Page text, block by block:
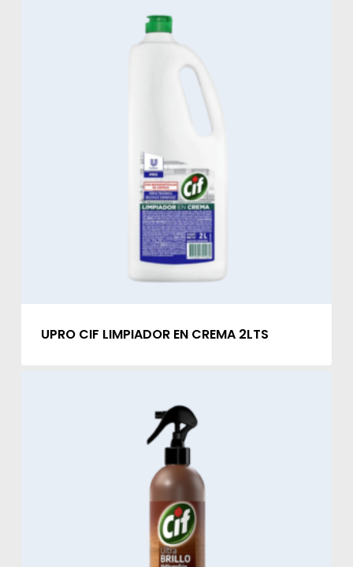
UPRO CIF LIMPIADOR EN CREMA 2LTS